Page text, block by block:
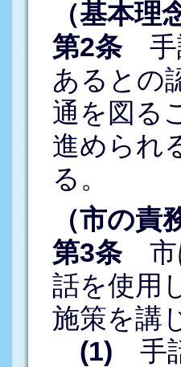
（基本理
第2条手
あるとの
通を図る
進められ
る。
（市の責
第3条市
話を使用
施策を講
(1) 手